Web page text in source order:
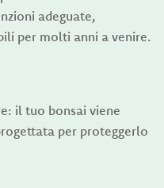
adeguate,
per molti anni a venire.
il tuo bonsai viene
per proteggerlo